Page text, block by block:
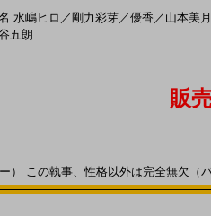
水嶋ヒロ ／ 剛力彩芽／優香 ／ 山本美月
五朗
販
） この執事、性格以外は完全無欠